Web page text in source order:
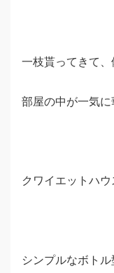
一枝貰ってきて、
部屋の中が一気に
クワイエットハウ
シンプルなボトル